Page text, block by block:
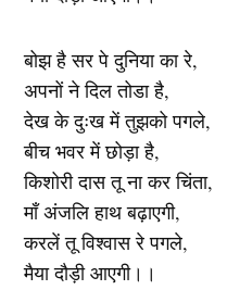
बोझ है सर पे दुनिया का रे,
अपनों ने दिल तोडा है,
देख के दुःख में तुझको पगले,
बीच भवर में छोड़ा है,
किशोरी दास तू ना कर चिंता,
माँ अंजलि हाथ बढ़ाएगी,
करलें तू विश्वास रे पगले,
मैया दौड़ी आएगी।।